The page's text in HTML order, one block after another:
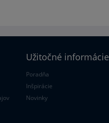
Užitočné informácie
Poradňa
Inšpirácie
Novinky